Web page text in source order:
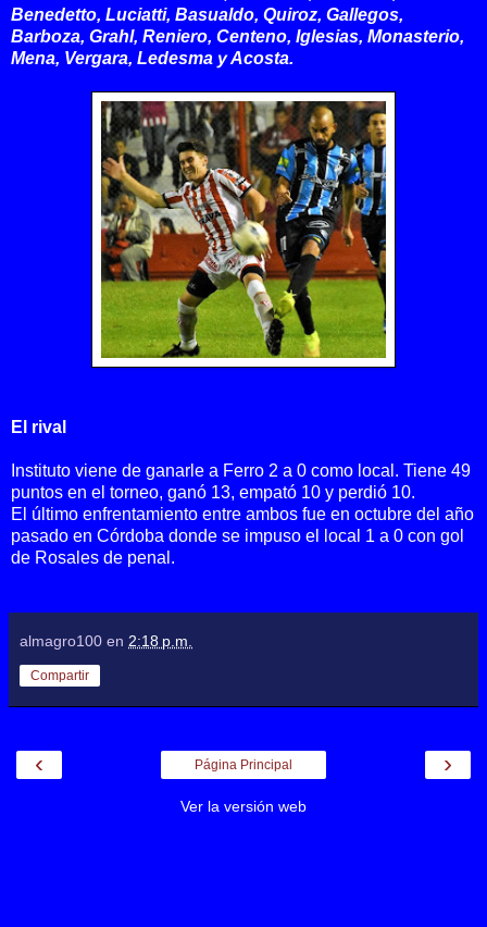
Benedetto, Luciatti, Basualdo, Quiroz, Gallegos,
Barboza, Grahl, Reniero, Centeno, Iglesias, Monasterio,
Mena, Vergara, Ledesma y Acosta.
El rival
Instituto viene de ganarle a Ferro 2 a 0 como local. Tiene 49
puntos en el torneo, ganó 13, empató 10 y perdió 10.
El último enfrentamiento entre ambos fue en octubre del año
pasado en Córdoba donde se impuso el local 1 a 0 con gol
de Rosales de penal.
almagro100 en 2:18 p.m.
Compartir
‹ ›
Página Principal
Ver la versión web